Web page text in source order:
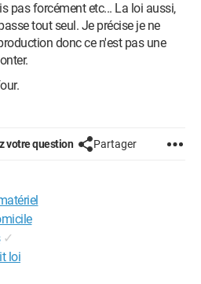
pas forcément etc... La loi aussi,
tout seul. Je précise je ne
donc ce n'est pas une
votre question Partager
✓
loi